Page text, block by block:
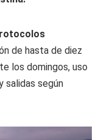
de hasta de diez
los domingos, uso
salidas según